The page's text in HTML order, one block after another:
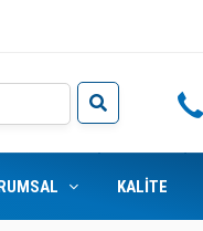
KALİTE